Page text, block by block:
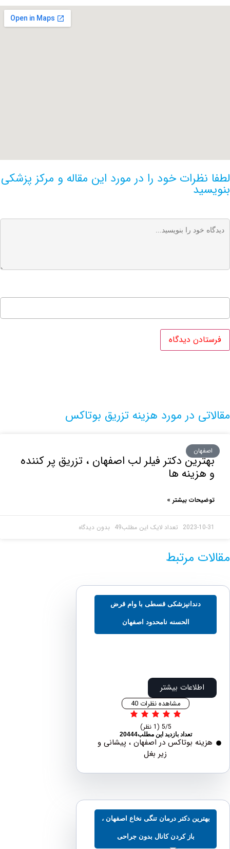
خود را در مورد این مقاله و مرکز پزشکی
در مورد هزینه تزریق بوتاکس
دکتر فیلر لب اصفهان ، تزریق پر کننده
ها
بیشتر »
2023- بدون دیدگاه
مرتبط
دندانپزشکی قسطی با وام قرض
الحسنه نامحدود اصفهان
اطلاعات بیشتر
مشاهده نظرات 40
تعداد بازدید این مطلب20444
بوتاکس در اصفهان ، پیشانی و
دکتر درمان تنگی نخاع اصفهان ،
باز کردن کانال بدون جراحی